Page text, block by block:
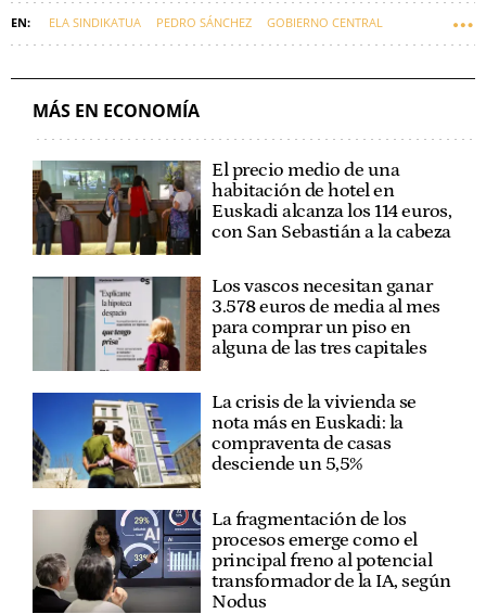
ELA SINDIKATUA PEDRO SÁNCHEZ GOBIERNO CENTRAL
MÁS EN ECONOMÍA
El precio medio de una
habitación de hotel en
Euskadi alcanza los 114 euros,
con San Sebastián a la cabeza
Los vascos necesitan ganar
3.578 euros de media al mes
para comprar un piso en
alguna de las tres capitales
La crisis de la vivienda se
nota más en Euskadi: la
compraventa de casas
desciende un 5,5%
La fragmentación de los
procesos emerge como el
principal freno al potencial
transformador de la IA, según
Nodus